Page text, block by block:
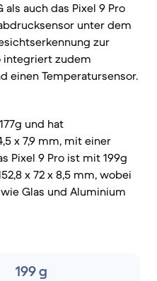
als auch das Pixel 9 Pro
unter dem
zur
integriert zudem
einen Temperatursensor.
und hat
x 7,9 mm, mit einer
Pixel 9 Pro ist mit 199g
x 72 x 8,5 mm, wobei
Glas und Aluminium
199 g